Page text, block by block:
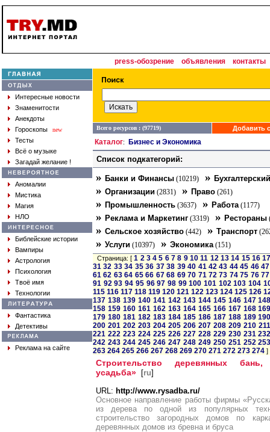
press-обозрение объявления контакты
Интересные новости
Знаменитости
Анекдоты
Гороскопы
new
Тесты
Всё о музыке
Загадай желание !
Аномалии
Мистика
Магия
НЛО
Библейские истории
Вампиры
Астрология
Психология
Твоё имя
Технологии
Фантастика
Детективы
Реклама на сайте
Всего ресурсов : (97719) Добавить
Каталог: Бизнес и Экономика
Список подкатегорий:
» Банки и Финансы (10219) »
» Организации (2831) » Право (261)
» Промышленность (3637) » Работа(1177)
» Реклама и Маркетинг (3319) » Рестораны
» Сельское хозяйство (442) » Транспорт
» Услуги (10397) » Экономика(151)
Страница: [1 2 3 4 5 6 7 8 9 10 11 12 13 14 15 16
31 32 33 34 35 36 37 38 39 40 41 42 43 44 45 46 47
61 62 63 64 65 66 67 68 69 70 71 72 73 74 75 76 77
91 92 93 94 95 96 97 98 99 100 101 102 103 104
115 116 117 118 119 120 121 122 123 124 125 126
137 138 139 140 141 142 143 144 145 146 147
158 159 160 161 162 163 164 165 166 167 168
179 180 181 182 183 184 185 186 187 188 189
200 201 202 203 204 205 206 207 208 209 210 211
221 222 223 224 225 226 227 228 229 230 231
242 243 244 245 246 247 248 249 250 251 252
263 264 265 266 267 268 269 270 271 272 273 274 ]
Строительство деревянных
усадьба» [ru]
URL: http://www.rysadba.ru/
Основное направление работы фирмы
из дерева по одной из популярных
строительство загородных домов по
деревянных домов из бревна и бруса